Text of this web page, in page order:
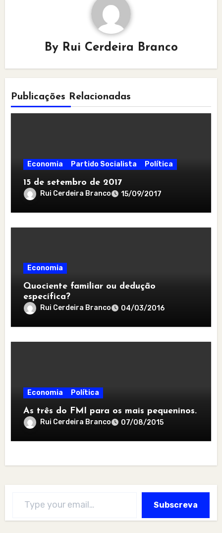
By Rui Cerdeira Branco
Publicações Relacionadas
Economia Partido Socialista Política
15 de setembro de 2017
Rui Cerdeira Branco 15/09/2017
Economia
Quociente familiar ou dedução
específica?
Rui Cerdeira Branco 04/03/2016
Economia Política
As três do FMI para os mais pequeninos.
Rui Cerdeira Branco 07/08/2015
Subscreva